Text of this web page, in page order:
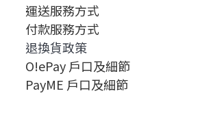
運送服務方式
付款服務方式
退換貨政策
O!ePay 戶口及細節
PayME 戶口及細節